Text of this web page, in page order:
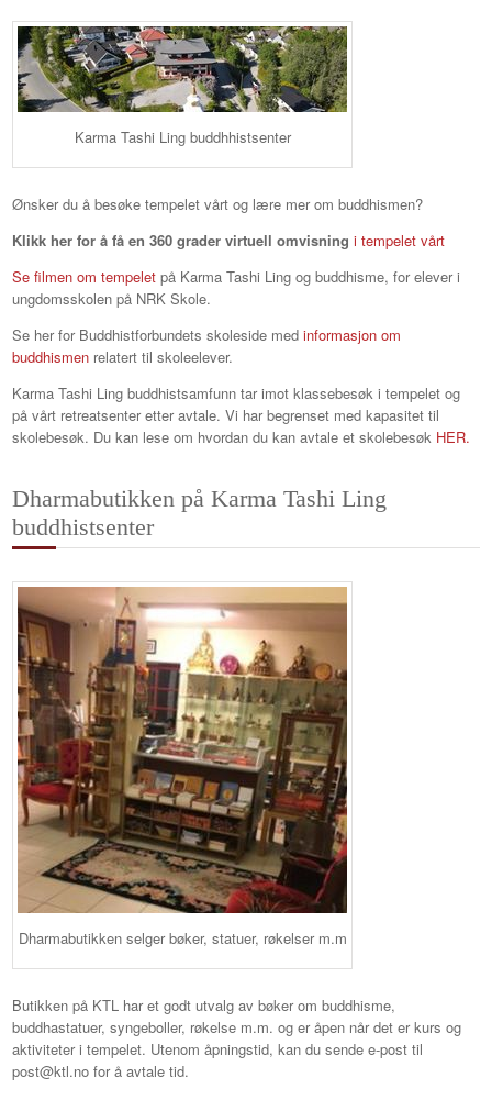
Karma Tashi Ling buddhhistsenter
Ønsker du å besøke tempelet vårt og lære mer om buddhismen?
Klikk her for å få en 360 grader virtuell omvisning i tempelet vårt
Se filmen om tempelet på Karma Tashi Ling og buddhisme, for elever i
ungdomsskolen på NRK Skole.
Se her for Buddhistforbundets skoleside medinformasjon om
buddhismen relatert til skoleelever.
Karma Tashi Ling buddhistsamfunn tar imot klassebesøk i tempelet og
på vårt retreatsenter etter avtale. Vi har begrenset med kapasitet til
skolebesøk. Du kan lese om hvordan du kan avtale et skolebesøk HER.
Dharmabutikken på Karma Tashi Ling
buddhistsenter
Dharmabutikken selger bøker, statuer, røkelser m.m
Butikken på KTL har et godt utvalg av bøker om buddhisme,
buddhastatuer, syngeboller, røkelse m.m. og er åpen når det er kurs og
aktiviteter i tempelet. Utenom åpningstid, kan du sende e-post til
post@ktl.no for å avtale tid.